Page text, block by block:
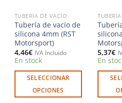
TUBERÍA DE VACÍO
Tubería de vacío de
silicona 4mm (RST
Motorsport)
4,46€ IVA Incluido
En stock
SELECCIONAR
OPCIONES
5,37€
En